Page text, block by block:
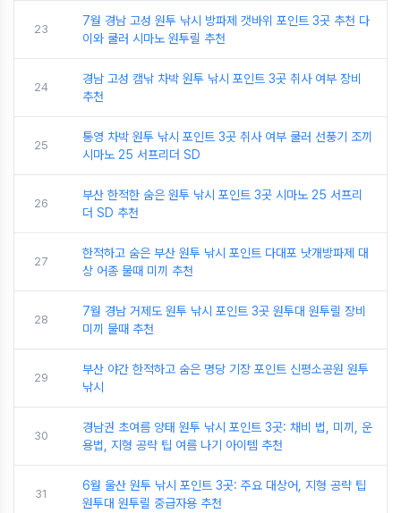
23
7월 경남 고성 원투 낚시 방파제 갯바위 포인트 3곳 추천 다
이와 쿨러 시마노 원투릴 추천
24
경남 고성 캠낚 차박 원투 낚시 포인트 3곳 취사 여부 장비
추천
25
통영 차박 원투 낚시 포인트 3곳 취사 여부 쿨러 선풍기 조끼
시마노 25 서프리더 SD
26
부산 한적한 숨은 원투 낚시 포인트 3곳 시마노 25 서프리
더 SD 추천
27
한적하고 숨은 부산 원투 낚시 포인트 다대포 낫개방파제 대
상 어종 물때 미끼 추천
28
7월 경남 거제도 원투 낚시 포인트 3곳 원투대 원투릴 장비
미끼 물때 추천
29
부산 야간 한적하고 숨은 명당 기장 포인트 신평소공원 원투
낚시
30
경남권 초여름 양태 원투 낚시 포인트 3곳: 채비 법, 미끼, 운
용법, 지형 공략 팁 여름 나기 아이템 추천
31
6월 울산 원투 낚시 포인트 3곳: 주요 대상어, 지형 공략 팁
원투대 원투릴 중급자용 추천